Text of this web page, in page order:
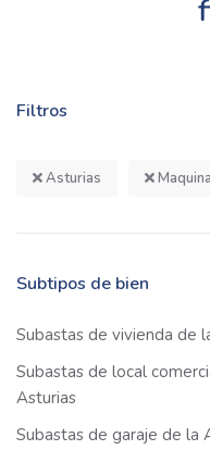
Filtros
Asturias
Subtipos de bien
Subastas de vivienda de
Subastas de local
Asturias
Subastas de garaje de la